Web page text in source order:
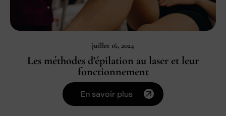
juillet 16, 2024
Les méthodes d’épilation au laser et leur
fonctionnement
En savoir plus